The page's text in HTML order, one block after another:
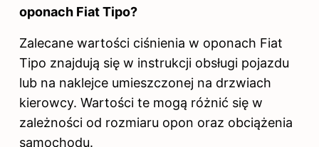
oponach Fiat Tipo?
Zalecane wartości ciśnienia w oponach Fiat
Tipo znajdują się w instrukcji obsługi pojazdu
lub na naklejce umieszczonej na drzwiach
kierowcy. Wartości te mogą różnić się w
zależności od rozmiaru opon oraz obciążenia
samochodu.